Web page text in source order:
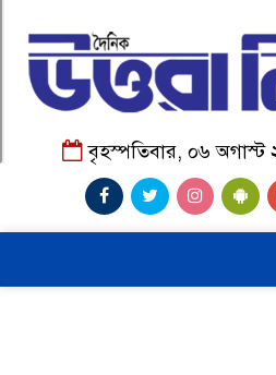
বৃহস্পতিবার, ০৬ অগাস্ট